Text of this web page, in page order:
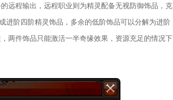
远程输出，远程职业则为精灵配备无视防御饰品，克
进阶四阶精灵饰品，多余的低阶饰品可以分解为进阶
两件饰品只能激活一半奇缘效果，资源充足的情况下